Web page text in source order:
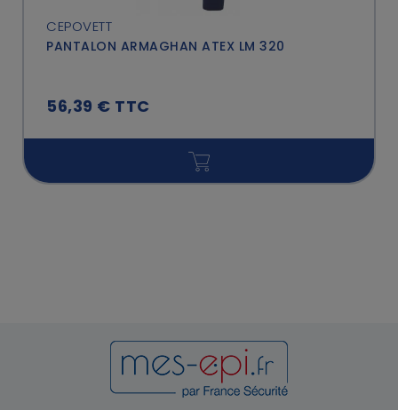
CEPOVETT
PANTALON ARMAGHAN ATEX LM 320
56,39 € TTC